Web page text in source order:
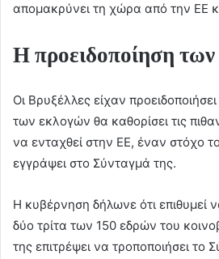
απομακρύνει τη χώρα από την ΕΕ
Η προειδοποίηση
Οι Βρυξέλλες είχαν
των εκλογών θα καθορίσει τις
να ενταχθεί στην ΕΕ, έναν στόχο
εγγράψει στο Σύνταγμά της.
Η κυβέρνηση δήλωνε ότι επιθυμεί
δύο τρίτα των 150 εδρών του
της επιτρέψει να τροποποιήσει το